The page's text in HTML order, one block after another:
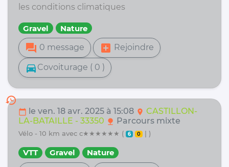
les conditions climatiques
Gravel Nature
forum 0 message add_box Rejoindre
directions_car Covoiturage ( 0 )
history
calendar_today le ven. 18 avr. 2025 à 15:08 location_on CASTILLON-
LA-BATAILLE - 33350 nature Parcours mixte
vélo - 10 km avec c★★★★★★ ( 6 0 | )
VTT Gravel Nature